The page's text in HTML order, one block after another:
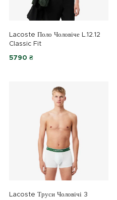
Lacoste Поло Чоловіче L.12.12
Classic Fit
5790 ₴
Lacoste Труси Чоловічі 3